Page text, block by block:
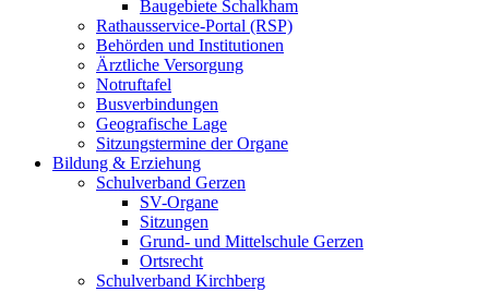
Baugebiete Schalkham
Rathausservice-Portal (RSP)
Behörden und Institutionen
Ärztliche Versorgung
Notruftafel
Busverbindungen
Geografische Lage
Sitzungstermine der Organe
Bildung & Erziehung
Schulverband Gerzen
SV-Organe
Sitzungen
Grund- und Mittelschule Gerzen
Ortsrecht
Schulverband Kirchberg